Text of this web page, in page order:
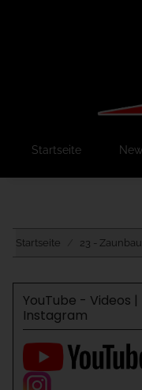
Startseite
Startseite 23 -
YouTube - Videos |
Instagram